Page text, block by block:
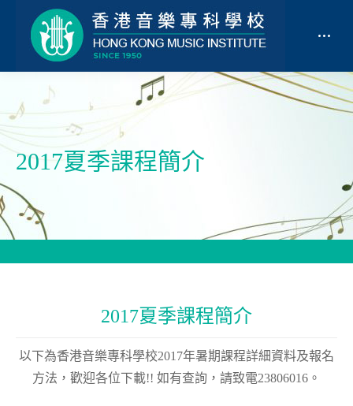
2017夏季課程簡介
2017夏季課程簡介
以下為香港音樂專科學校2017年暑期課程詳細資料及報名
方法，歡迎各位下載!! 如有查詢，請致電23806016。